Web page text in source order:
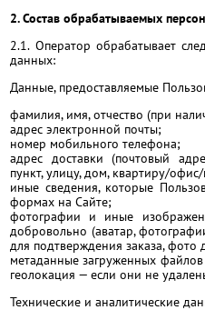
2. Состав обрабатываемых
2.1. Оператор обрабатывает
данных:
Данные, предоставляемые
фамилия, имя, отчество (при
адрес электронной почты;
номер мобильного телефона;
адрес доставки (почтовый
пункт, улицу, дом, квартиру/
иные сведения, которые
формах на Сайте;
фотографии и иные
добровольно (аватар,
для подтверждения заказа, фото
метаданные загруженных
геолокация — если они не
Технические и аналитические